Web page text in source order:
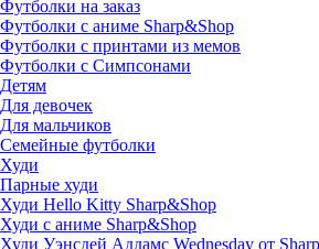
Футболки на заказ
Футболки с аниме Sharp&Shop
Футболки с принтами из мемов
Футболки с Симпсонами
Детям
Для девочек
Для мальчиков
Семейные футболки
Худи
Парные худи
Худи Hello Kitty Sharp&Shop
Худи с аниме Sharp&Shop
Худи Уэнсдей Аддамс Wednesday от